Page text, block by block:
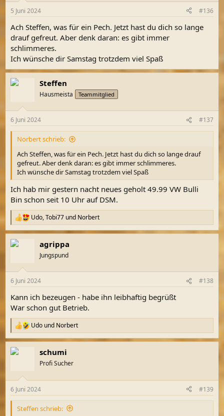
e
:
5 Juni 2024 #136
Ach Steffen, was für ein Pech. Jetzt hast du dich so lange
drauf gefreut. Aber denk daran: es gibt immer
schlimmeres.
Ich wünsche dir Samstag trotzdem viel Spaß
Steffen
Hausmeista Teammitglied
6 Juni 2024 #137
Norbert schrieb:
Ach Steffen, was für ein Pech. Jetzt hast du dich so lange drauf
gefreut. Aber denk daran: es gibt immer schlimmeres.
Ich wünsche dir Samstag trotzdem viel Spaß
Ich hab mir gestern nacht neues geholt 49.99 VW Bulli
Bin schon seit 10 Uhr auf DSM.
R
e
a
k
e
:
Udo,Tobi77 und Norbert
agrippa
Jungspund
6 Juni 2024 #138
Kann ich bezeugen - habe ihn leibhaftig begrüßt
War schon gut Betrieb.
R
e
a
k
e
n
Udo und Norbert
schumi
Profi Sucher
6 Juni 2024 #139
Steffen schrieb: